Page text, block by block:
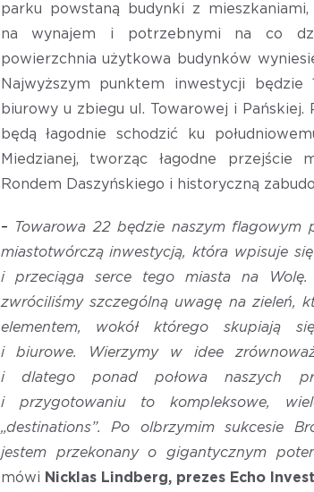
parku powstaną budynki z mieszkaniami,
na wynajem i potrzebnymi na co
powierzchnia użytkowa budynków
Najwyższym punktem inwestycji będzie
biurowy u zbiegu ul. Towarowej i Pańskiej.
będą łagodnie schodzić ku
Miedzianej, tworząc łagodne przejście
Rondem Daszyńskiego i historyczną
–
Towarowa 22 będzie naszym flagowym
miastotwórczą inwestycją, która wpisuje
i przeciąga serce tego miasta na Wolę.
zwróciliśmy szczególną uwagę na zieleń,
elementem, wokół którego skupiają
i biurowe. Wierzymy w idee
i dlatego ponad połowa naszych
i przygotowaniu to kompleksowe,
„destinations”. Po olbrzymim sukcesie
jestem przekonany o gigantycznym
mówi Nicklas Lindberg, prezes Echo